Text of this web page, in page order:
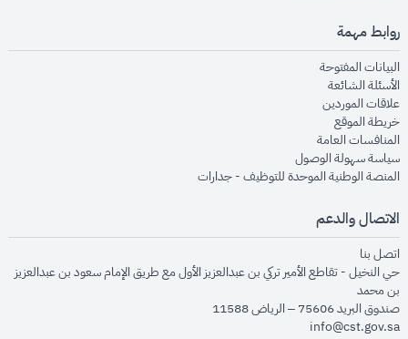
روابط مهمة
البيانات المفتوحةopens in new window
الأسئلة الشائعةopens in new window
علاقات الموردينopens in new window
خريطة الموقعopens in new window
المنافسات العامةopens in new window
سياسة سهولة الوصولopens in new window
المنصة الوطنية الموحدة للتوظيف - جداراتopens in new window
الاتصال والدعم
اتصل بنا
حي النخيل - تقاطع الأمير تركي بن عبدالعزيز الأول مع طريق الإمام سعود بن عبدالعزيز
بن محمد
صندوق البريد 75606 – الرياض 11588
info@cst.gov.sa